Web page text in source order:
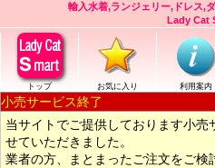
輸入水着,ランジェリー,ドレス,
Lady Cat
トップ お気に入り 利用案内
小売サービス終了
当サイトでご提供しております小売
せていただきました。
業者の方、まとまったご注文をご検